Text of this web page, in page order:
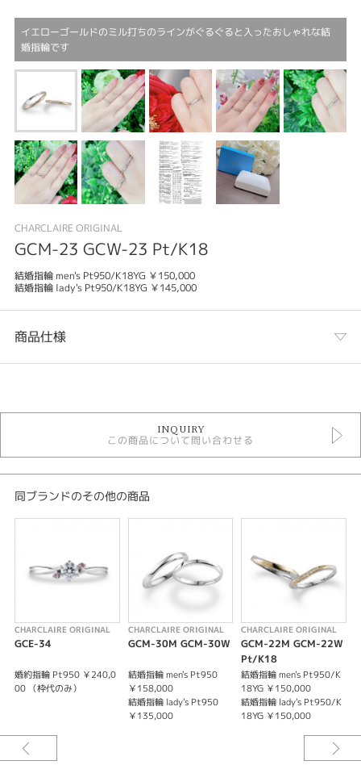
イエローゴールドのミル打ちのラインがぐるぐると入ったおしゃれな結
婚指輪です
CHARCLAIRE ORIGINAL
GCM-23 GCW-23 Pt/K18
結婚指輪 men's Pt950/K18YG ￥150,000
結婚指輪 lady's Pt950/K18YG ￥145,000
商品仕様
ORIGINAL 結婚指輪
結婚指輪コンビネーション
性別
Claireシリーズ GCM-23 GCW-23 Pt950/K18YG
丈夫さも魅力の一つです。
イエローゴールドやピンクゴールドへ変更や、つや消し加工などお二人のお
好みに合わせたアレンジができる点も人気となっております。
高品質でリーズナブル、充実したアフターサービスなど永くご愛用いただけ
る結婚指輪となっております。
※価格は税込になります。
INQUIRY
この商品について問い合わせる
同ブランドのその他の商品
CHARCLAIRE ORIGINAL
GCE-34
婚約指輪 Pt950 ￥240,0
00 （枠代のみ）
CHARCLAIRE ORIGINAL
GCM-30M GCM-30W
結婚指輪 men's Pt950
￥158,000
結婚指輪 lady's Pt950
￥135,000
CHARCLAIRE ORIGINAL
GCM-22M GCM-22W
Pt/K18
結婚指輪 men's Pt950/K
18YG ￥150,000
結婚指輪 lady's Pt950/K
18YG ￥150,000